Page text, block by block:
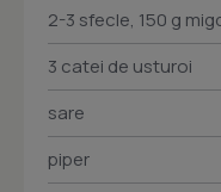
2-3 sfecle, 150 g
3 catei de usturoi
sare
piper